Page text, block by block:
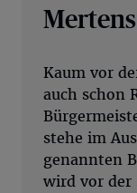
Kaum vor
auch schon
stehe im
genannten
wird vor der